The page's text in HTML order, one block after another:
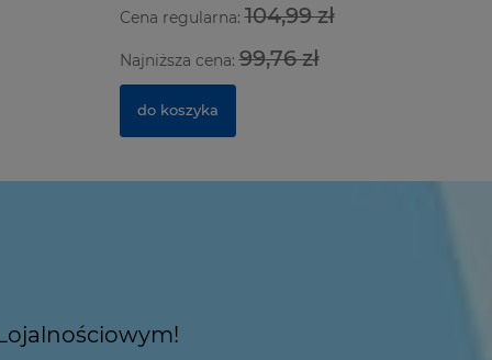
Cena regularna:104,99 zł
Najniższa cena:99,76 zł
do koszyka